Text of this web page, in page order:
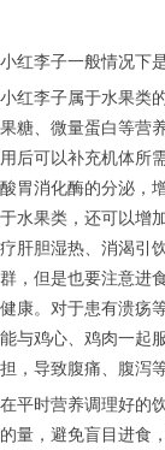
小红李子一般情况下
小红李子属于水果类
果糖、微量蛋白等营
用后可以补充机体所
酸胃消化酶的分泌，
于水果类，还可以增
疗肝胆湿热、消渴引
群，但是也要注意进
健康。对于患有溃疡
能与鸡心、鸡肉一起
担，导致腹痛、腹泻
在平时营养调理好的
的量，避免盲目进食